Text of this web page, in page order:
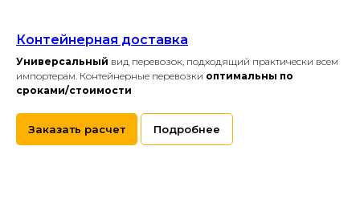
Контейнерная доставка
Универсальный вид перевозок, подходящий практически всем
импортерам. Контейнерные перевозки оптимальны по
сроками/стоимости
Заказать расчет Подробнее